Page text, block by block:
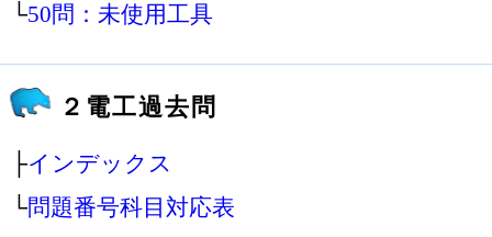
└50問：未使用工具
２電工過去問
├インデックス
└問題番号科目対応表